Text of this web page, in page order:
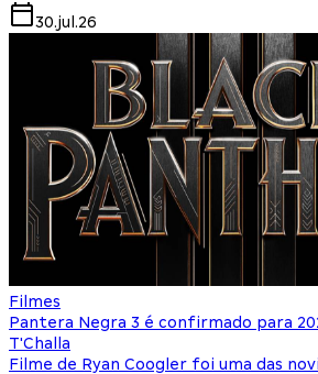
30.jul.26
Filmes
Pantera Negra 3 é confirmado para
T'Challa
Filme de Ryan Coogler foi uma das